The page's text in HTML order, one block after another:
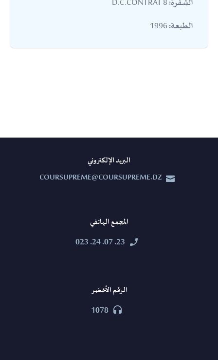
الشفرة:
الطبعة:
البريد الإلكتروني


COURSUPREME@COURSUPREME.DZ
المجمع الهاتفي


23. 07. 24. 023
الرقم الأخضر


1078